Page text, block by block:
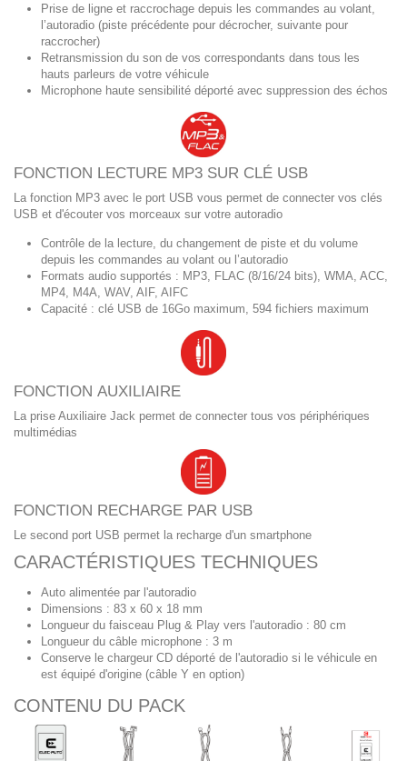
Prise de ligne et raccrochage depuis les commandes au volant,
l’autoradio (piste précédente pour décrocher, suivante pour
raccrocher)
Retransmission du son de vos correspondants dans tous les
hauts parleurs de votre véhicule
Microphone haute sensibilité déporté avec suppression des échos
FONCTION LECTURE MP3 SUR CLÉ USB
La fonction MP3 avec le port USB vous permet de connecter vos clés
USB et d'écouter vos morceaux sur votre autoradio
Contrôle de la lecture, du changement de piste et du volume
depuis les commandes au volant ou l’autoradio
Formats audio supportés : MP3, FLAC (8/16/24 bits), WMA, ACC,
MP4, M4A, WAV, AIF, AIFC
Capacité : clé USB de 16Go maximum, 594 fichiers maximum
FONCTION AUXILIAIRE
La prise Auxiliaire Jack permet de connecter tous vos périphériques
multimédias
FONCTION RECHARGE PAR USB
Le second port USB permet la recharge d'un smartphone
CARACTÉRISTIQUES TECHNIQUES
Auto alimentée par l'autoradio
Dimensions : 83 x 60 x 18 mm
Longueur du faisceau Plug & Play vers l'autoradio : 80 cm
Longueur du câble microphone : 3 m
Conserve le chargeur CD déporté de l'autoradio si le véhicule en
est équipé d'origine (câble Y en option)
CONTENU DU PACK